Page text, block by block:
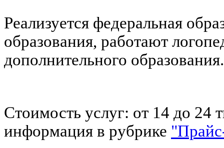
Реализуется федеральная
образования, работают
дополнительного образования.
Стоимость услуг: от 14 до 24
информация в рубрике